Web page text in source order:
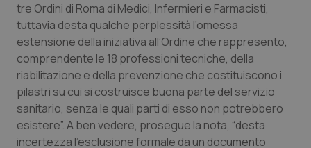
Umbria
Valle D’Aosta
Veneto
Oftalmologia
Oncodermatologia
Oncoematologia
Oncologia & Nutrizione
tre Ordini di Roma di Medici, Infermieri e Farmacisti,
tuttavia desta qualche perplessità l’omessa
estensione della iniziativa all’Ordine che rappresento,
comprendente le 18 professioni tecniche, della
riabilitazione e della prevenzione che costituiscono i
pilastri su cui si costruisce buona parte del servizio
sanitario, senza le quali parti di esso non potrebbero
esistere”. A ben vedere, prosegue la nota, “desta
incertezza l’esclusione formale da un documento